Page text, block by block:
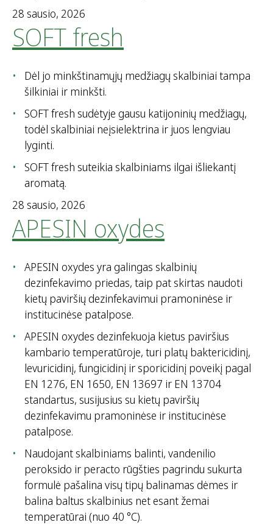
28 sausio, 2026
SOFT fresh
Dėl jo minkštinamųjų medžiagų skalbiniai tampa
šilkiniai ir minkšti.
SOFT fresh sudėtyje gausu katijoninių medžiagų,
todėl skalbiniai neįsielektrina ir juos lengviau
lyginti.
SOFT fresh suteikia skalbiniams ilgai išliekantį
aromatą.
28 sausio, 2026
APESIN oxydes
APESIN oxydes yra galingas skalbinių
dezinfekavimo priedas, taip pat skirtas naudoti
kietų paviršių dezinfekavimui pramoninėse ir
institucinėse patalpose.
APESIN oxydes dezinfekuoja kietus paviršius
kambario temperatūroje, turi platų baktericidinį,
levuricidinį, fungicidinį ir sporicidinį poveikį pagal
EN 1276, EN 1650, EN 13697 ir EN 13704
standartus, susijusius su kietų paviršių
dezinfekavimu pramoninėse ir institucinėse
patalpose.
Naudojant skalbiniams balinti, vandenilio
peroksido ir peracto rūgšties pagrindu sukurta
formulė pašalina visų tipų balinamas dėmes ir
balina baltus skalbinius net esant žemai
temperatūrai (nuo 40 °C).